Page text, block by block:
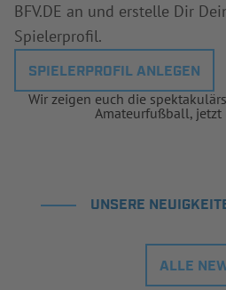
BFV.DE an und erstelle Dir
Spielerprofil.
SPIELERPROFIL ANLEGEN
Wir zeigen euch die
Amateurfußball, jetzt
UNSERE
ALLE